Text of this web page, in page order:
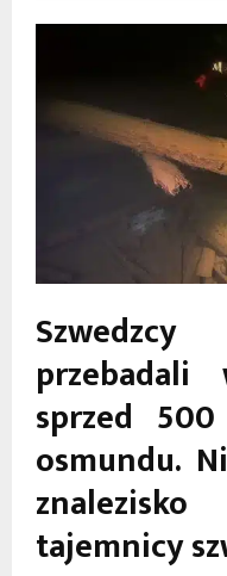
sprzed
osmundu.
tajemnicy